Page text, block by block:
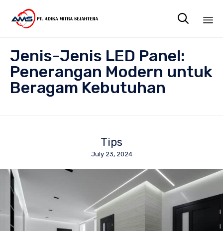

Jenis-Jenis LED Panel:
Penerangan Modern untuk
Beragam Kebutuhan
Tips
July 23, 2024